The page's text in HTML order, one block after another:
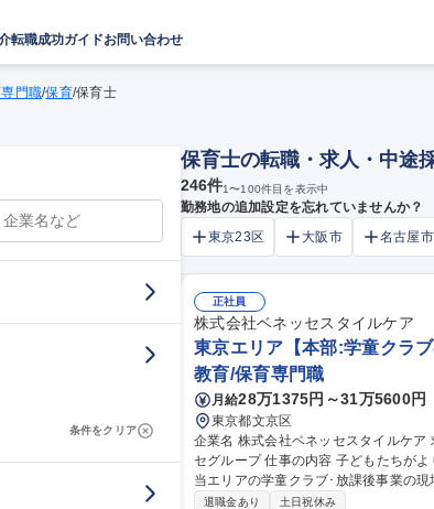
転職成功ガイドお問い合わせ
門職/保育/保育士
条件をクリア
保育士の転職・求人・中途
246件1〜100件目を表示中
勤務地の追加設定を忘れていませんか？
東京23区
大阪市 名古屋市
正社員
株式会社ベネッセスタイルケア
東京エリア【本部:学童クラ
教育/保育専門職
月給28万1375円～31万5600円
東京都文京区
企業名 株式会社ベネッセスタイルケア 求人名 ■東京エリア【本部:学童クラブの運営サポート】未経験歓迎/ベネッ
セグループ 仕事の内容 子どもたちがより明るく,楽しく,学べる環境の運営企画･現場サポートをいただきます。担
当エリアの学童クラブ･放課後事業の
が複数にわた り貢献実感が持てる業務です。 【具体的には】 ■本部のスタッフとして実際に拠点の保育に入り、
退職金あり 土日祝休み